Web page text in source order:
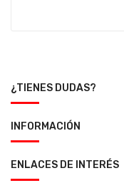
¿TIENES DUDAS?
INFORMACIÓN
ENLACES DE INTERÉS